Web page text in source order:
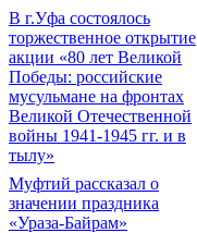
В г.Уфа состоялось
торжественное открытие
акции «80 лет Великой
Победы: российские
мусульмане на фронтах
Великой Отечественной
войны 1941-1945 гг. и в
тылу»
Муфтий рассказал о
значении праздника
«Ураза-Байрам»